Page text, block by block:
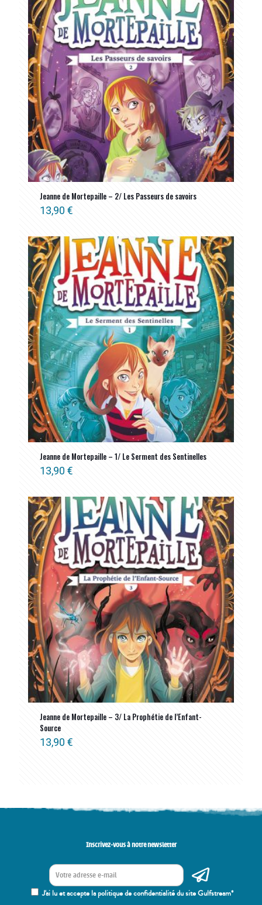
Jeanne de Mortepaille – 2/ Les Passeurs de savoirs
13,90 €
Jeanne de Mortepaille – 1/ Le Serment des Sentinelles
13,90 €
Jeanne de Mortepaille – 3/ La Prophétie de l’Enfant-
Source
13,90 €
Inscrivez-vous à notre newsletter
J'ai lu et accepte la politique de confidentialité du site Gulfstream*